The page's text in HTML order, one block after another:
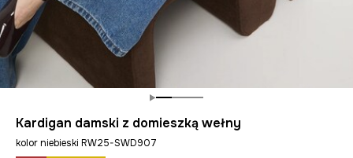
Kardigan damski z domieszką wełny
kolor niebieski RW25-SWD907